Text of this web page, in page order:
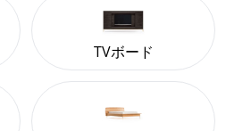
TVボード